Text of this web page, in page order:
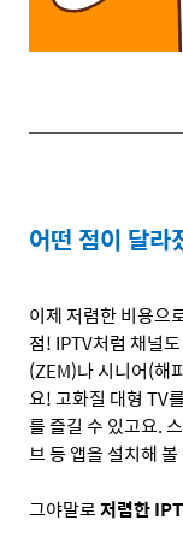
어떤 점이 달라
이제 저렴한 비용으
점! IPTV처럼 채널
(ZEM)나 시니어(해
요!고화질 대형 TV
를 즐길 수 있고요.
브 등 앱을 설치해
그야말로저렴한